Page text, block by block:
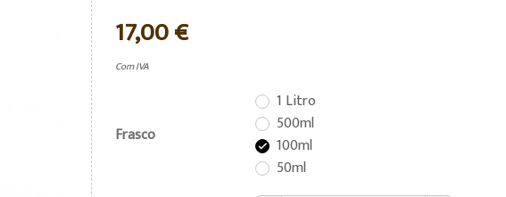
17,00 €
Com IVA
Frasco
1 Litro
500ml

100ml
50ml